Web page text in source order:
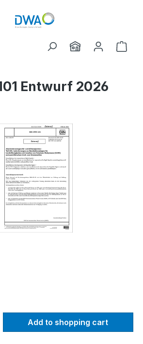
Entwurf 2026
Enter the desired
Add to shopping cart